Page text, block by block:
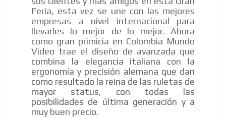
Feria, esta vez se une con las mejores
empresas a nivel internacional para
llevarles lo mejor de lo mejor. Ahora
como gran primicia en Colombia Mundo
Video trae el diseño de avanzada que
combina la elegancia italiana con la
ergonomía y precisión alemana que dan
como resultado la reina de las ruletas de
mayor status, con todas las
posibilidades de última generación y a
muy buen precio.